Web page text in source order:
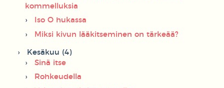
kommelluksia
Iso O hukassa
Miksi kivun lääkitseminen on tärkeää?
Kesäkuu (4)
Sinä itse
Rohkeudella